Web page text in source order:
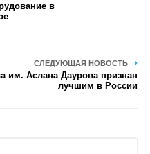
в
СЛЕДУЮЩАЯ НОВОСТЬ
им. Аслана Даурова признан
лучшим в России